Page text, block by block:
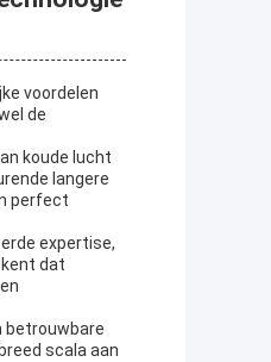
voordelen
de
koude lucht
langere
perfect
expertise,
dat
betrouwbare
scala aan